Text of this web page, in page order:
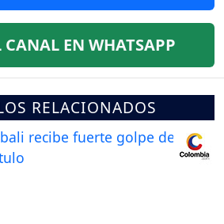
CANAL EN WHATSAPP
RELACIONADOS